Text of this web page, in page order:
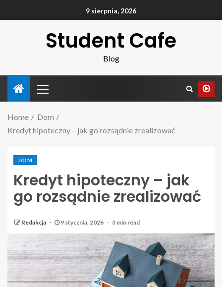
9 sierpnia, 2026
Student Cafe
Blog
Home
Dom
Kredyt hipoteczny – jak go rozsądnie zrealizować
DOM
Kredyt hipoteczny – jak
go rozsądnie zrealizować
Redakcja 9 stycznia, 2026 3 min read